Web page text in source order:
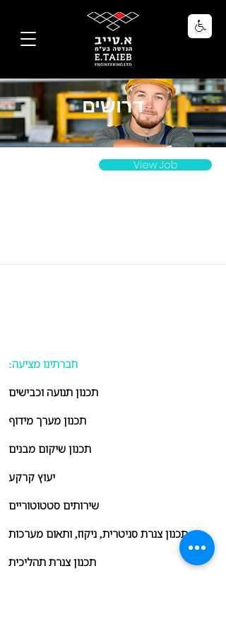
דרושים
View Job
:חברתינו מציעה
תכנון תנועה וכבישים
תכנון מערך מידוף
תכנון שיקום מבנים
יעוץ קרקע
שירותים סטטוטוריים
תכנון צנרת סניטרית, ניקוז, ותאום מערכות
תכנון צנרת תהליכית